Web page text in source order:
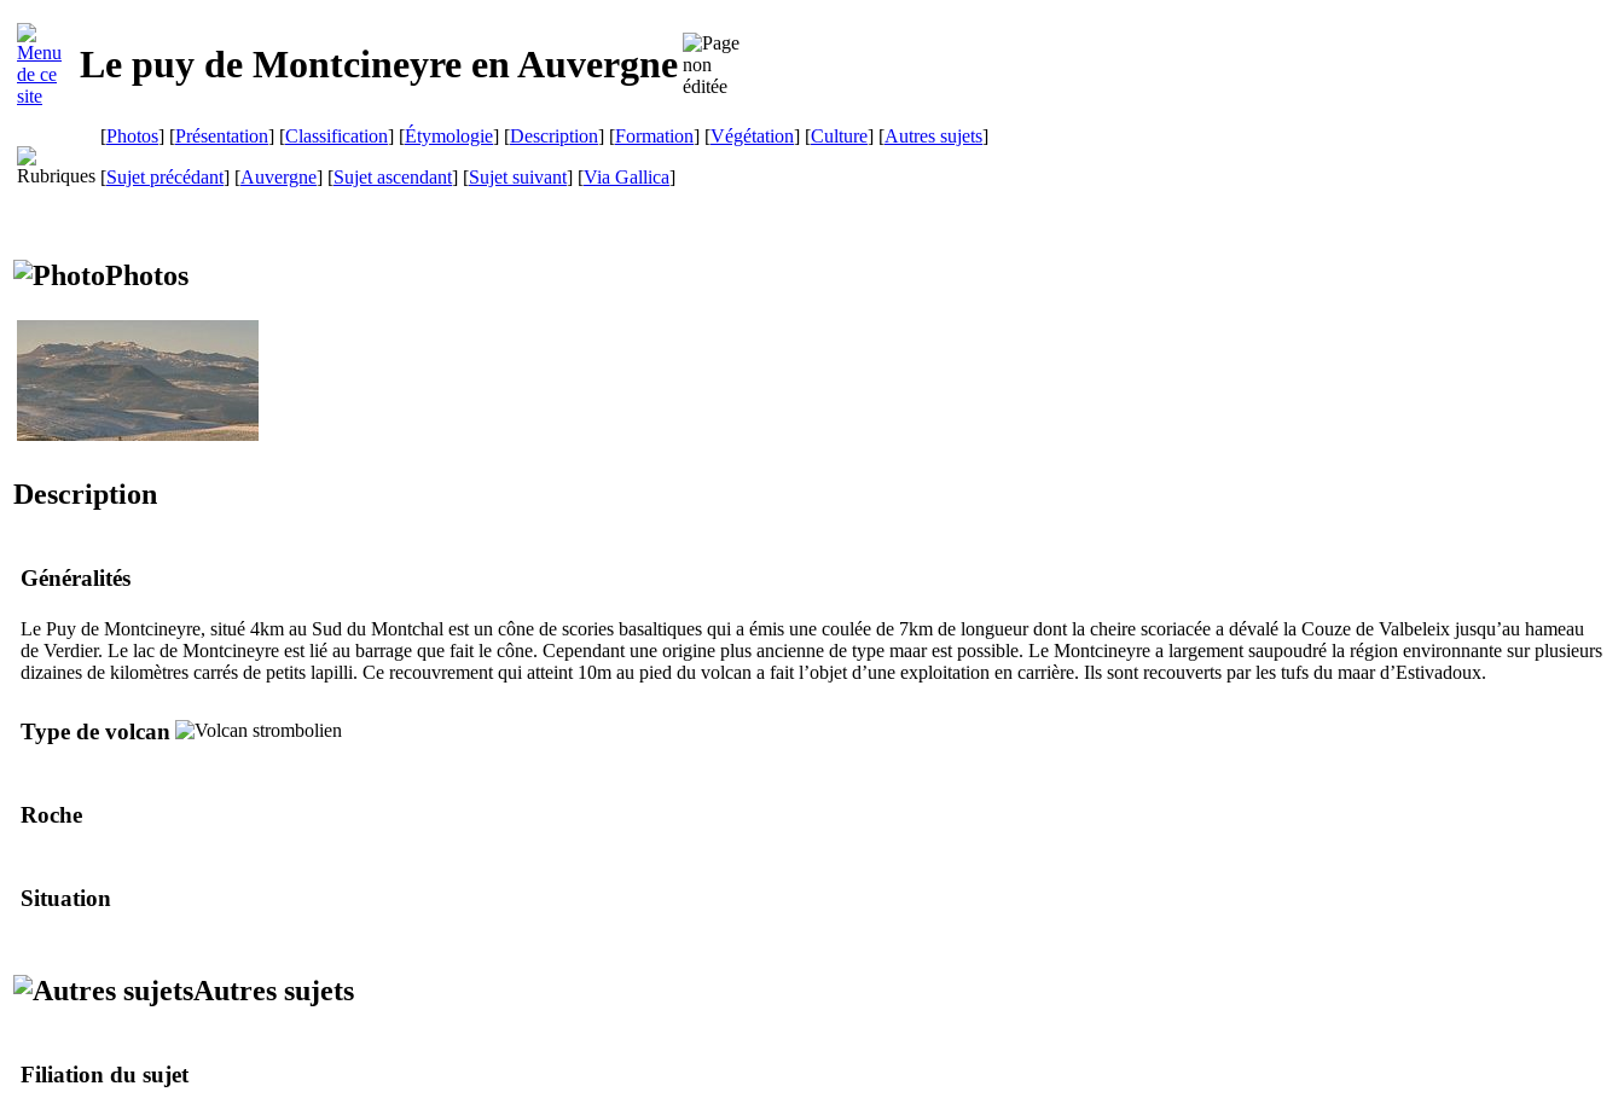
Le puy de Montcineyre en Auvergne
[Photos] [Présentation] [Classification] [Étymologie] [Description] [Formation] [Végétation] [Culture] [Autres sujets]
[Sujet précédant] [Auvergne] [Sujet ascendant] [Sujet suivant] [Via Gallica]
Photos
Description
Généralités
Le Puy de Montcineyre, situé 4km au Sud du Montchal est un cône de scories basaltiques qui a émis une coulée de 7km de longueur dont la cheire scoriacée a dévalé la Couze de Valbeleix jusqu’au hameau
de Verdier. Le lac de Montcineyre est lié au barrage que fait le cône. Cependant une origine plus ancienne de type maar est possible. Le Montcineyre a largement saupoudré la région environnante sur plusieurs
dizaines de kilomètres carrés de petits lapilli. Ce recouvrement qui atteint 10m au pied du volcan a fait l’objet d’une exploitation en carrière. Ils sont recouverts par les tufs du maar d’Estivadoux.
Type de volcan
Roche
Situation
Autres sujets
Filiation du sujet